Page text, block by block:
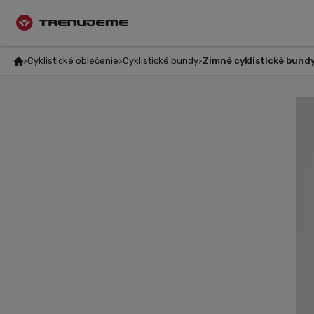
Cyklistické oblečenie Cyklistické bundy Zimné cyklistické